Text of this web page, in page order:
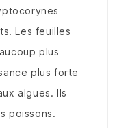
Les feuilles
plus
plus forte
algues. Ils
poissons.